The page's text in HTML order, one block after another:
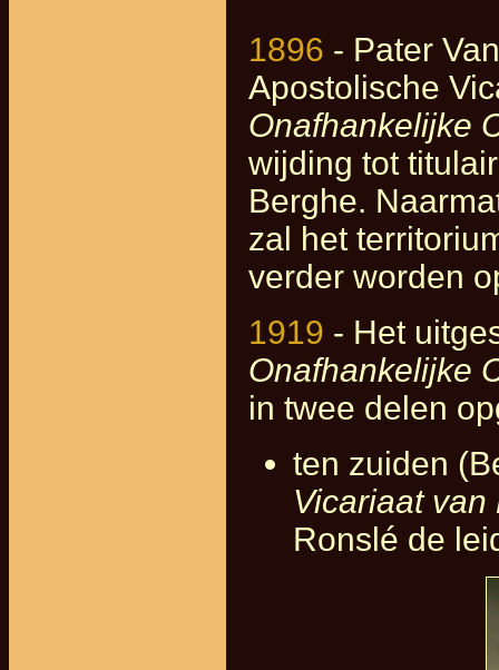
1896 - Pater
Apostolische
Onafhankelijke
wijding tot
Berghe.
zal het
verder worden
1919 - Het
Onafhankelijke
in twee delen
ten zuiden
Vicariaat
Ronslé de